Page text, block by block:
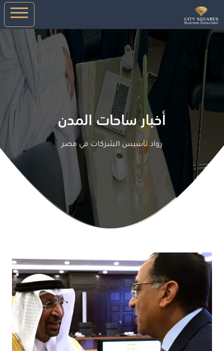
أخبار ساحات المدن
رواد تأسيس الشركات في مصر